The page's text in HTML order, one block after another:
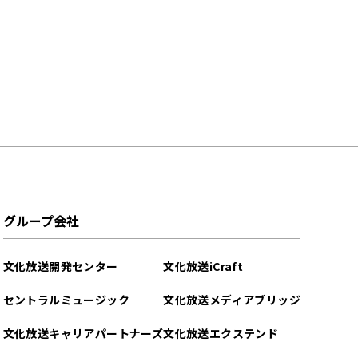
グループ会社
文化放送開発センター
セントラルミュージック
文化放送キャリアパートナーズ
文化放送iCraft
文化放送メディアブリッジ
文化放送エクステンド